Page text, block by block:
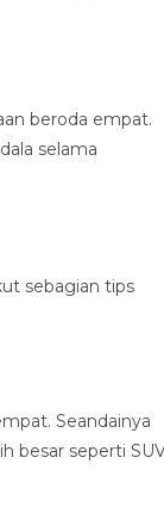
beroda empat.
selama
sebagian tips
Seandainya
besar seperti